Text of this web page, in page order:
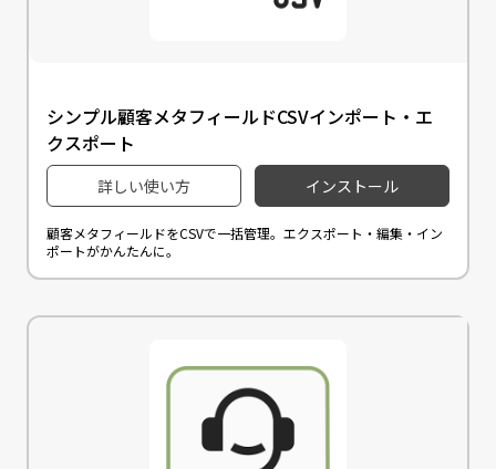
シンプル顧客メタフィールドCSVインポート・エ
クスポート
詳しい使い方 インストール
顧客メタフィールドをCSVで一括管理。エクスポート・編集・イン
ポートがかんたんに。